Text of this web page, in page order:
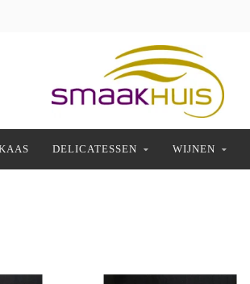
DELICATESSEN WIJNEN